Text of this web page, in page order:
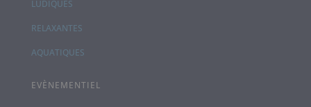
LUDIQUES
RELAXANTES
AQUATIQUES
EVÈNEMENTIEL